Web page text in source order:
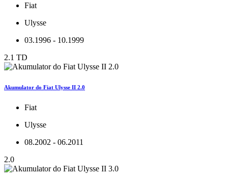
Fiat
Ulysse
03.1996 - 10.1999
2.1 TD
Akumulator do Fiat Ulysse II 2.0
Fiat
Ulysse
08.2002 - 06.2011
2.0